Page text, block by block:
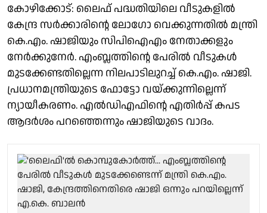
കോഴിക്കോട്: ലൈഫ് പദ്ധതിയിലെ വീടുകളിൽ
കേന്ദ്ര സർക്കാരിൻ്റെ ലോഗോ വെക്കുന്നതിൽ മന്ത്രി
കെ.എം. ഷാജിയും സിപിഐഎം നേതാക്കളും
നേർക്കുനേർ. എംബ്ലത്തിൻ്റെ പേരിൽ വീടുകൾ
മുടക്കേണ്ടതില്ലെന്ന നിലപാടിലുറച്ച് കെ.എം. ഷാജി.
പ്രധാനമന്ത്രിയുടെ ഫോട്ടോ വയ്ക്കുന്നില്ലെന്ന്
ന്യായീകരണം. എൽഡിഎഫിൻ്റെ എതിർപ്പ് കപട
ആദർശം പറഞ്ഞെന്നും ഷാജിയുടെ വാദം.